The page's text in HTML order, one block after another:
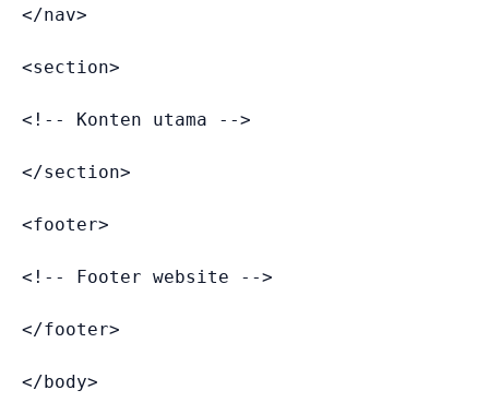
</nav>
<section>
<!-- Konten utama -->
</section>
<footer>
<!-- Footer website -->
</footer>
</body>